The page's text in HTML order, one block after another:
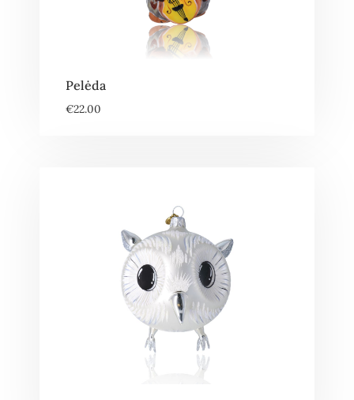
Pelėda
€22.00